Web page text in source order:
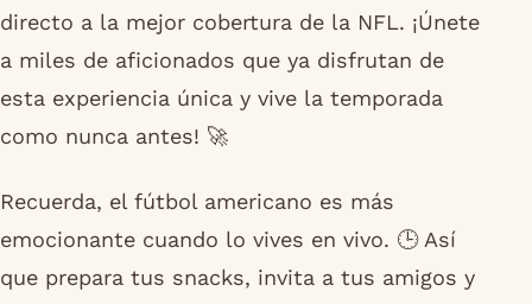
directo a la mejor cobertura de la NFL. ¡Únete
a miles de aficionados que ya disfrutan de
esta experiencia única y vive la temporada
como nunca antes! 🚀
Recuerda, el fútbol americano es más
emocionante cuando lo vives en vivo. 🕒 Así
que prepara tus snacks, invita a tus amigos y